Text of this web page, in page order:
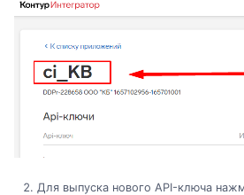
Для выпуска нового API-ключа